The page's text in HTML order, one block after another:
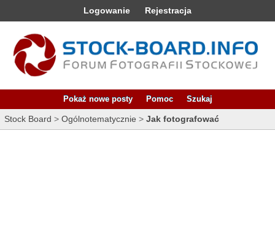
Logowanie Rejestracja
Pokaż nowe posty Pomoc Szukaj
Stock Board > Ogólnotematycznie > Jak fotografować